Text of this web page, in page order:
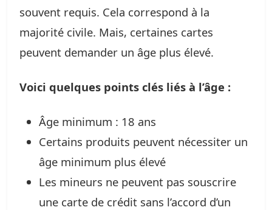
souvent requis. Cela correspond à la
majorité civile. Mais, certaines cartes
peuvent demander un âge plus élevé.
Voici quelques points clés liés à l’âge :
Âge minimum : 18 ans
Certains produits peuvent nécessiter un
âge minimum plus élevé
Les mineurs ne peuvent pas souscrire
une carte de crédit sans l’accord d’un